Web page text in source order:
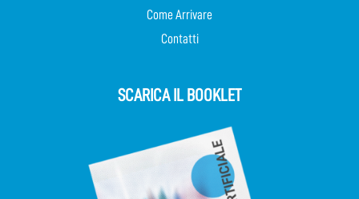
Come Arrivare
Contatti
SCARICA IL BOOKLET